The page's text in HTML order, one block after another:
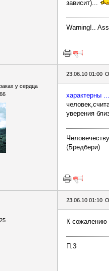
зависит)...
Warning!..
у сердца
23.06.10 01:00
характерны
уверения
(Бредбери)
23.06.10 01:10
К сожалению
П.3